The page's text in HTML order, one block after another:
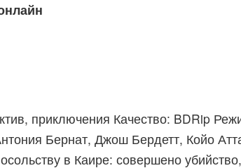
приключения Качество: BDRip
Бернат, Джош Бердетт, Койо
в Каире: совершено